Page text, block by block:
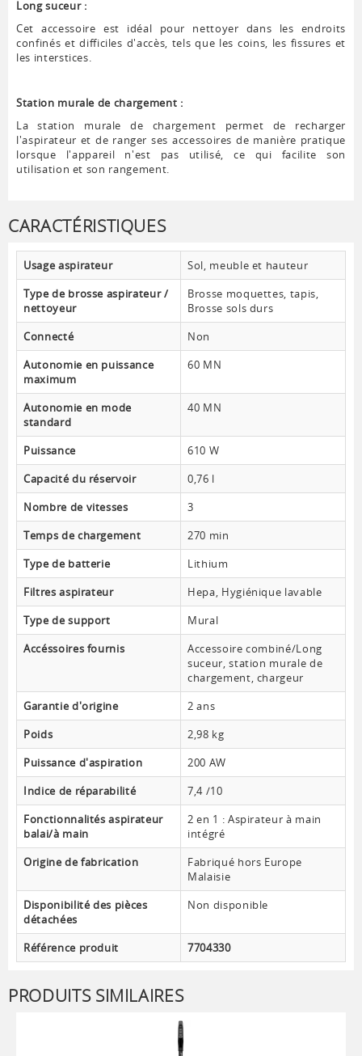
Long suceur :
Cet accessoire est idéal pour nettoyer dans les endroits
confinés et difficiles d'accès, tels que les coins, les fissures et
les interstices.
Station murale de chargement :
La station murale de chargement permet de recharger
l'aspirateur et de ranger ses accessoires de manière pratique
lorsque l'appareil n'est pas utilisé, ce qui facilite son
utilisation et son rangement.
CARACTÉRISTIQUES
Usage aspirateur
Sol, meuble et hauteur
Type de brosse aspirateur /
nettoyeur
Brosse moquettes, tapis,
Brosse sols durs
Connecté
Non
Autonomie en puissance
maximum
60 MN
Autonomie en mode
standard
40 MN
Puissance
610 W
Capacité du réservoir
0,76 l
Nombre de vitesses
3
Temps de chargement
270 min
Type de batterie
Lithium
Filtres aspirateur
Hepa, Hygiénique lavable
Type de support
Mural
Accéssoires fournis
Accessoire combiné/Long
suceur, station murale de
chargement, chargeur
Garantie d'origine
2 ans
Poids
2,98 kg
Puissance d'aspiration
200 AW
Indice de réparabilité
7,4 /10
Fonctionnalités aspirateur
balai/à main
2 en 1 : Aspirateur à main
intégré
Origine de fabrication
Fabriqué hors Europe
Malaisie
Disponibilité des pièces
détachées
Non disponible
Référence produit 7704330
PRODUITS SIMILAIRES